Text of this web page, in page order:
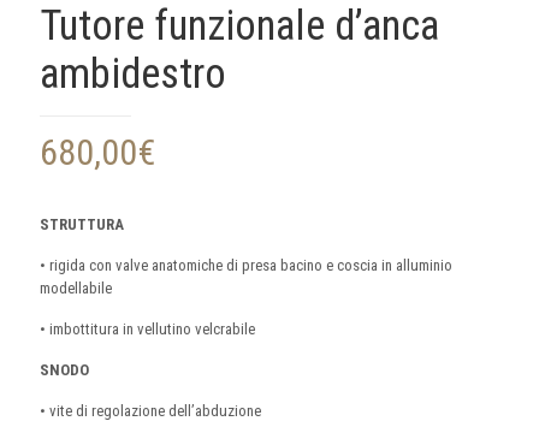
Tutore funzionale d’anca
ambidestro
680,00€
STRUTTURA
• rigida con valve anatomiche di presa bacino e coscia in alluminio
modellabile
• imbottitura in vellutino velcrabile
SNODO
• vite di regolazione dell’abduzione